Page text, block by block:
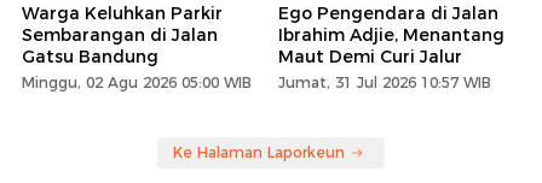
Warga Keluhkan Parkir
Sembarangan di Jalan
Gatsu Bandung
Minggu, 02 Agu 2026 05:00 WIB
Ego Pengendara di Jalan
Ibrahim Adjie, Menantang
Maut Demi Curi Jalur
Jumat, 31 Jul 2026 10:57 WIB
Ke Halaman Laporkeun